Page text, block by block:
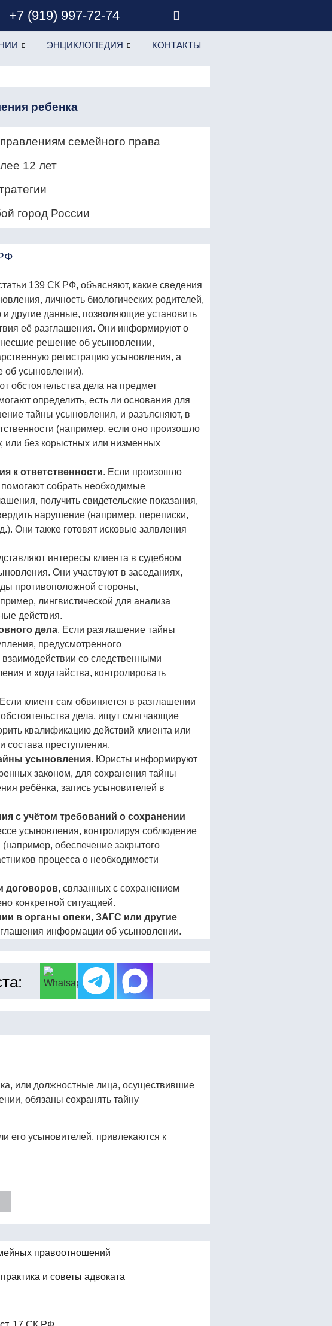
+7 (919) 997-72-74
ЭНЦИКЛОПЕДИЯ КОНТАКТЫ
ребенка
семейного права
12 лет
город России
139 СК РФ, объясняют, какие сведения
личность биологических родителей,
другие данные, позволяющие установить
её разглашения. Они информируют о
решение об усыновлении,
регистрацию усыновления, а
об усыновлении).
обстоятельства дела на предмет
определить, есть ли основания для
тайны усыновления, и разъясняют, в
(например, если оно произошло
или без корыстных или низменных
к ответственности. Если произошло
собрать необходимые
получить свидетельские показания,
нарушение (например, переписки,
Они также готовят исковые заявления
интересы клиента в судебном
Они участвуют в заседаниях,
противоположной стороны,
лингвистической для анализа
действия.
дела. Если разглашение тайны
предусмотренного
со следственными
и ходатайства, контролировать
клиент сам обвиняется в разглашении
дела, ищут смягчающие
квалификацию действий клиента или
состава преступления.
усыновления. Юристы информируют
законом, для сохранения тайны
ребёнка, запись усыновителей в
с учётом требований о сохранении
усыновления, контролируя соблюдение
обеспечение закрытого
процесса о необходимости
договоров, связанных с сохранением
конкретной ситуацией.
в органы опеки, ЗАГС или другие
информации об усыновлении.
или должностные лица, осуществившие
обязаны сохранять тайну
его усыновителей, привлекаются к
правоотношений
и советы адвоката